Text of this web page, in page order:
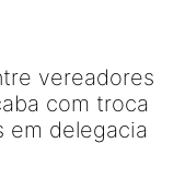
vereadores
com troca
em delegacia